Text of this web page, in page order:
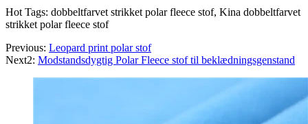
Hot Tags: dobbeltfarvet strikket polar fleece stof, Kina dobbeltfarvet
strikket polar fleece stof
Previous: Leopard print polar stof
Next2: Modstandsdygtig Polar Fleece stof til beklædningsgenstand